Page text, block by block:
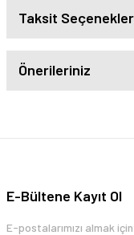
Taksit
Önerileriniz
E-Bültene Kayıt Ol
E-postalarımızı almak